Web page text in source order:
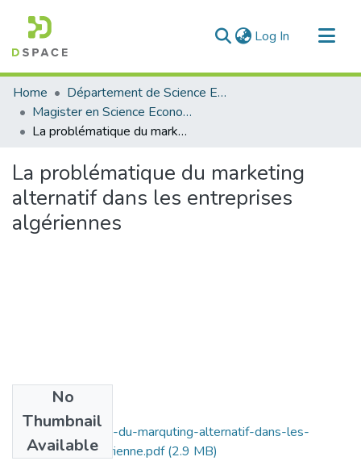
Log In (current)
Communities & Collections
All of DSpace
Statistics
Home
Département de Science Economique
Magister en Science Economique
La problématique du marketing alternatif dans les entreprises algériennes
La problématique du marketing
alternatif dans les entreprises
algériennes
No
Thumbnail
Available
La-problematique-du-marquting-alternatif-dans-les-
entreptises-Algérienne.pdf(2.9 MB)